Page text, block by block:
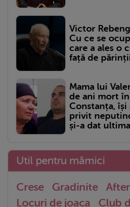
Victor
Cu ce se
care a ales o
față de
Mama lui
de ani mort
Constanța, își
privit
și-a dat
Util pentru mămici
Crese Gradinite
Locuri de joaca
Club